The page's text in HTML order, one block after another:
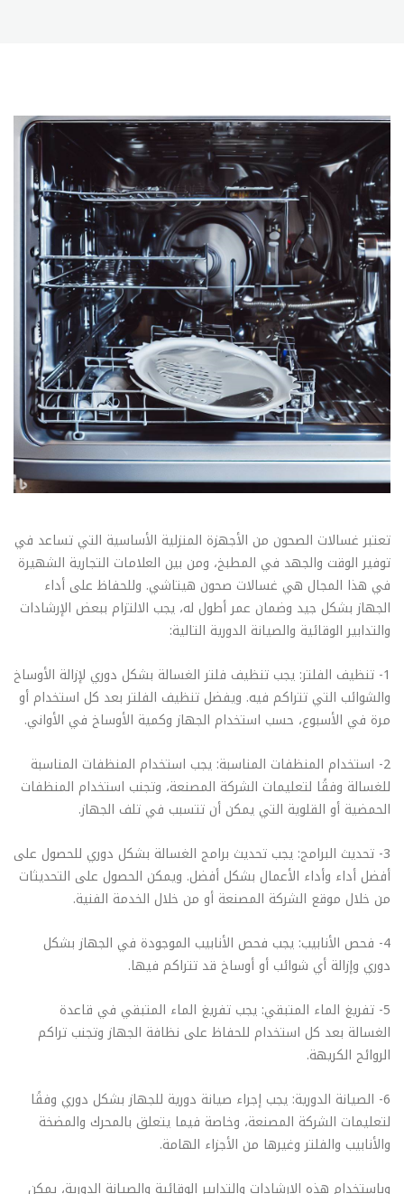
تعتبر غسالات الصحون من الأجهزة المنزلية الأساسية التي تساعد في
توفير الوقت والجهد في المطبخ، ومن بين العلامات التجارية الشهيرة
في هذا المجال هي غسالات صحون هيتاشي. وللحفاظ على أداء
الجهاز بشكل جيد وضمان عمر أطول له، يجب الالتزام ببعض الإرشادات
والتدابير الوقائية والصيانة الدورية التالية:
1- تنظيف الفلتر: يجب تنظيف فلتر الغسالة بشكل دوري لإزالة الأوساخ
والشوائب التي تتراكم فيه. ويفضل تنظيف الفلتر بعد كل استخدام أو
مرة في الأسبوع، حسب استخدام الجهاز وكمية الأوساخ في الأواني.
2- استخدام المنظفات المناسبة: يجب استخدام المنظفات المناسبة
للغسالة وفقًا لتعليمات الشركة المصنعة، وتجنب استخدام المنظفات
الحمضية أو القلوية التي يمكن أن تتسبب في تلف الجهاز.
3- تحديث البرامج: يجب تحديث برامج الغسالة بشكل دوري للحصول على
أفضل أداء وأداء الأعمال بشكل أفضل. ويمكن الحصول على التحديثات
من خلال موقع الشركة المصنعة أو من خلال الخدمة الفنية.
4- فحص الأنابيب: يجب فحص الأنابيب الموجودة في الجهاز بشكل
دوري وإزالة أي شوائب أو أوساخ قد تتراكم فيها.
5- تفريغ الماء المتبقي: يجب تفريغ الماء المتبقي في قاعدة
الغسالة بعد كل استخدام للحفاظ على نظافة الجهاز وتجنب تراكم
الروائح الكريهة.
6- الصيانة الدورية: يجب إجراء صيانة دورية للجهاز بشكل دوري وفقًا
لتعليمات الشركة المصنعة، وخاصة فيما يتعلق بالمحرك والمضخة
والأنابيب والفلتر وغيرها من الأجزاء الهامة.
وباستخدام هذه الإرشادات والتدابير الوقائية والصيانة الدورية، يمكن